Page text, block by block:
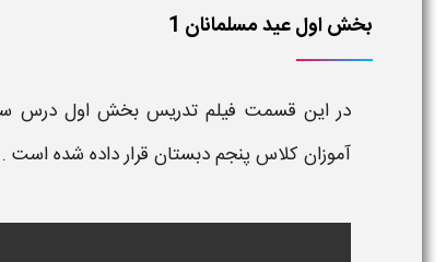
بخش اول عید مسلمانان 1
در این قسمت فیلم تدریسبخشاول درس
آموزان کلاس پنجم دبستان قرار داده شده است .